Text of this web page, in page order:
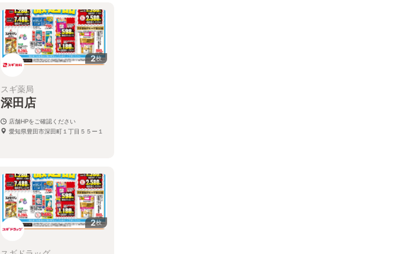
2枚
スギ薬局
深田店
店舗HPをご確認ください
愛知県豊田市深田町１丁目５５ー１
2枚